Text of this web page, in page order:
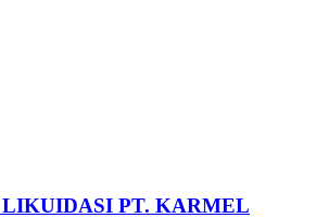
PT. KARMEL